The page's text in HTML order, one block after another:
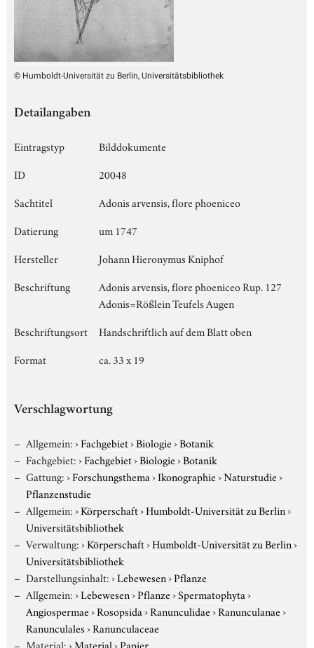
© Humboldt-Universität zu Berlin, Universitätsbibliothek
Detailangaben
Eintragstyp
Bilddokumente
ID
20048
Sachtitel
Adonis arvensis, flore phoeniceo
Datierung
um 1747
Hersteller
Johann Hieronymus Kniphof
Beschriftung
Adonis arvensis, flore phoeniceo Rup. 127
Adonis=Rößlein Teufels Augen
Beschriftungsort
Handschriftlich auf dem Blatt oben
Format
ca. 33 x 19
Verschlagwortung
Allgemein:›Fachgebiet›Biologie›Botanik
Fachgebiet:›Fachgebiet›Biologie›Botanik
Gattung:›Forschungsthema›Ikonographie›Naturstudie›
Pflanzenstudie
Allgemein:›Körperschaft›Humboldt-Universität zu Berlin›
Universitätsbibliothek
Verwaltung:›Körperschaft›Humboldt-Universität zu Berlin›
Universitätsbibliothek
Darstellungsinhalt:›Lebewesen›Pflanze
Allgemein:›Lebewesen›Pflanze›Spermatophyta›
Angiospermae›Rosopsida›Ranunculidae›Ranunculanae›
Ranunculales›Ranunculaceae
Material:›Material›Papier